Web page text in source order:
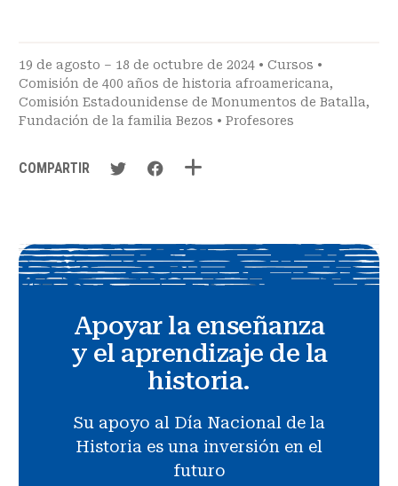
19 de agosto – 18 de octubre de 2024 • Cursos •
Comisión de 400 años de historia afroamericana,
Comisión Estadounidense de Monumentos de Batalla,
Fundación de la familia Bezos • Profesores
COMPARTIR
Apoyar la enseñanza
y el aprendizaje de la
historia.
Su apoyo al Día Nacional de la
Historia es una inversión en el
futuro